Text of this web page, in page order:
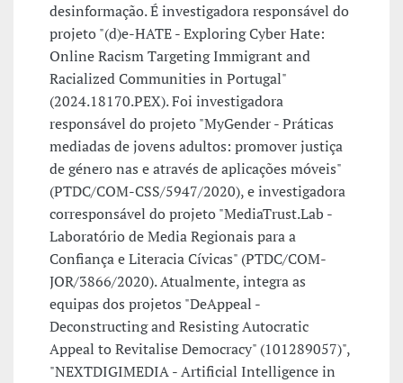
desinformação. É investigadora responsável do
projeto "(d)e-HATE - Exploring Cyber Hate:
Online Racism Targeting Immigrant and
Racialized Communities in Portugal"
(2024.18170.PEX). Foi investigadora
responsável do projeto "MyGender - Práticas
mediadas de jovens adultos: promover justiça
de género nas e através de aplicações móveis"
(PTDC/COM-CSS/5947/2020), e investigadora
corresponsável do projeto "MediaTrust.Lab -
Laboratório de Media Regionais para a
Confiança e Literacia Cívicas" (PTDC/COM-
JOR/3866/2020). Atualmente, integra as
equipas dos projetos "DeAppeal -
Deconstructing and Resisting Autocratic
Appeal to Revitalise Democracy" (101289057)",
"NEXTDIGIMEDIA - Artificial Intelligence in